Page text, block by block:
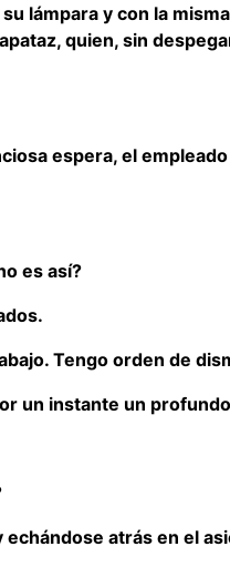
lámpara y con la
quien, sin
espera, el
es así?
Tengo orden de
un instante un
atrás en el